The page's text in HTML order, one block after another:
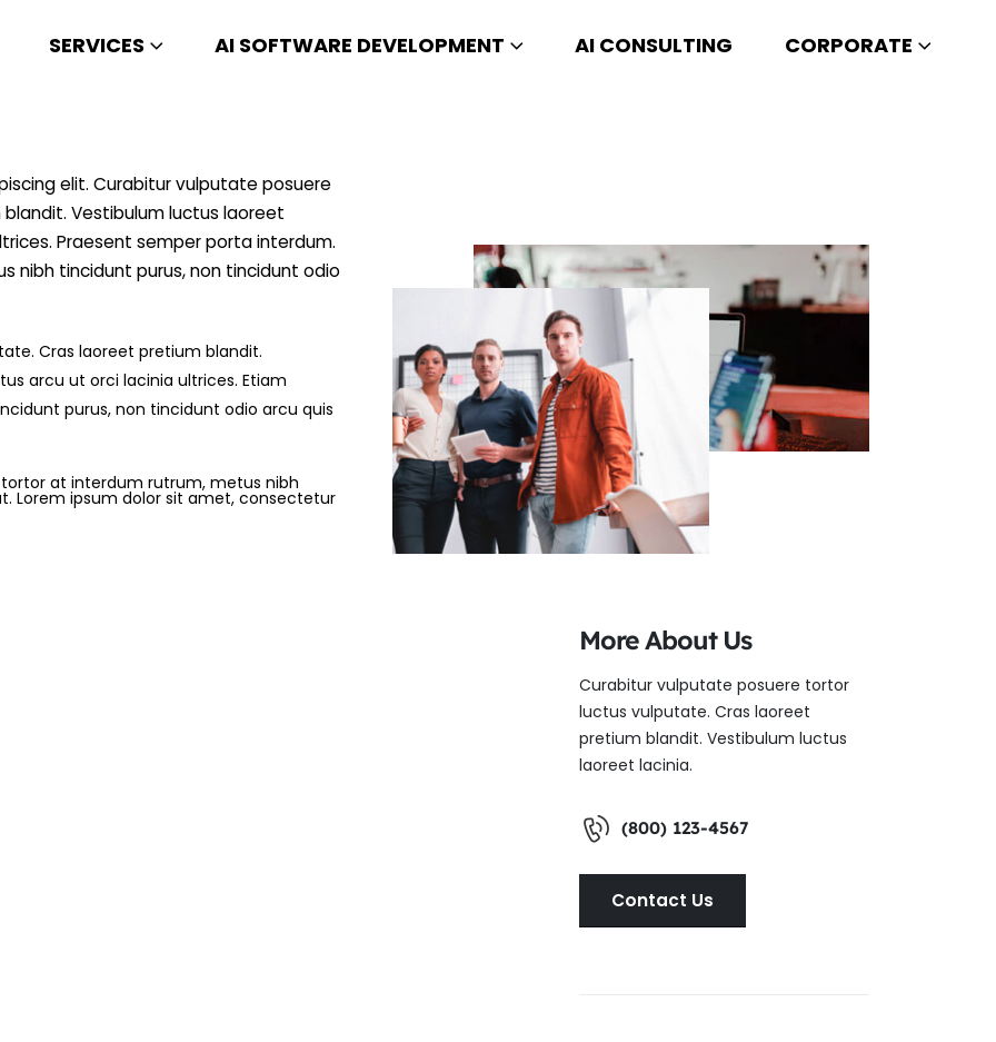
SERVICES AI SOFTWARE DEVELOPMENT AI CONSULTING CORPORATE
elit. Curabitur vulputate posuere
Vestibulum luctus laoreet
Praesent semper porta interdum.
nibh tincidunt purus, non tincidunt odio
Cras laoreet pretium blandit.
arcu ut orci lacinia ultrices. Etiam
purus, non tincidunt odio arcu quis
at interdum rutrum, metus nibh
Lorem ipsum dolor sit amet, consectetur
More About Us
Curabitur vulputate posuere tortor
luctus vulputate. Cras laoreet
pretium blandit. Vestibulum luctus
laoreet lacinia.
(800) 123-4567
Contact Us